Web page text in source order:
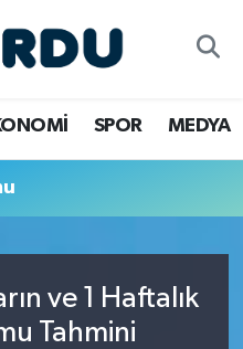
SPOR MEDYA
ve 1 Haftalık
Tahmini
ve Fikstür